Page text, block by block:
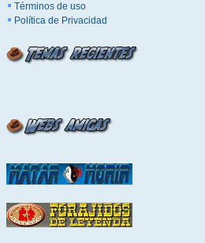
Términos de uso
Política de Privacidad